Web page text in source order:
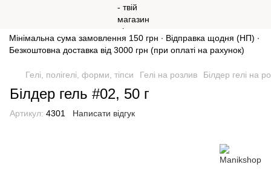
Мінімальна сума замовлення 150 грн ∙ Відправка щодня (НП) ∙
Безкоштовна доставка від 3000 грн (при оплаті на рахунок)
Гелі, полігелі, форми, тіпси Гелі на розлив Білдер гелі на
Білдер гель #02, 50 г
Артикул: 4301 Написати відгук